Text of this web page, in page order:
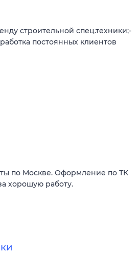
строительной спец.техники;-
постоянных клиентов
по Москве. Оформление по ТК
хорошую работу.